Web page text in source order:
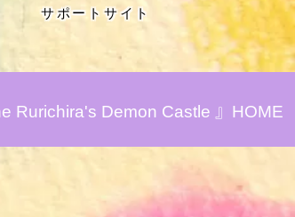
ール
ーブアンケート
商品＆レビュー
ャルアロマハーブ４択クイズ
サポートサイト
Rurichira's Demon Castle 』HOME